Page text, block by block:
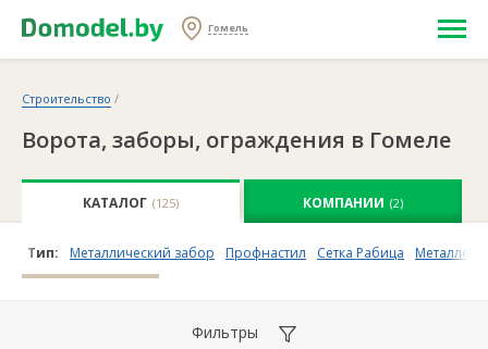
Гомель
Строительство /
Ворота, заборы, ограждения в Гомеле
КАТАЛОГ (125) КОМПАНИИ (2)
Тип: Металлический забор Профнастил Сетка Рабица
Фильтры